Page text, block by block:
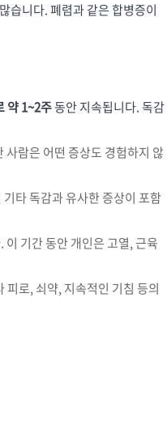
습니다. 폐렴과 같은 합병증이
약 1~2주동안 지속됩니다. 독감
사람은 어떤 증상도 경험하지 않
타 독감과 유사한 증상이 포함
기간 동안 개인은 고열, 근육
로, 쇠약, 지속적인 기침 등의